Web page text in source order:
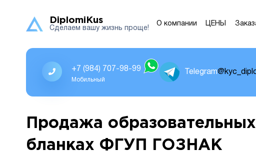
DiplomiKus
Сделаем вашу жизнь проще!
О компании ЦЕНЫ
+7 (984) 707-98-99
Мобильный
Telegram
Продажа
бланках ФГУП ГОЗНАК